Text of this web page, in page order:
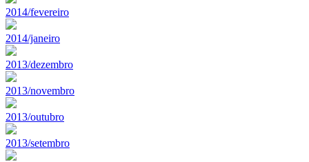
2014/fevereiro
2014/janeiro
2013/dezembro
2013/novembro
2013/outubro
2013/setembro